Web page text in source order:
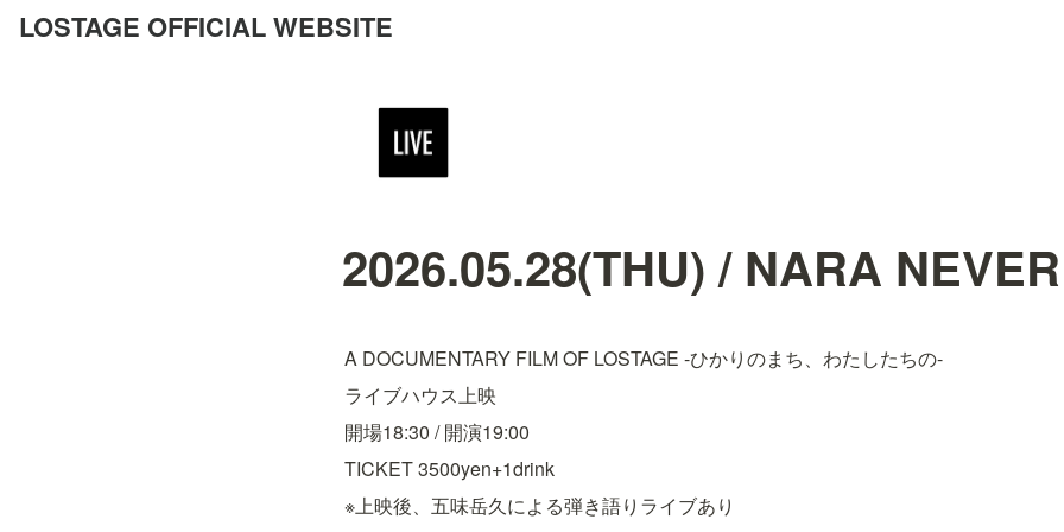
LOSTAGE OFFICIAL WEBSITE
2026.05.28(THU) / NARA
A DOCUMENTARY FILM OF LOSTAGE -ひかりのまち、わたしたちの-
ライブハウス上映
開場18:30 / 開演19:00
TICKET 3500yen+1drink
※上映後、五味岳久による弾き語りライブあり